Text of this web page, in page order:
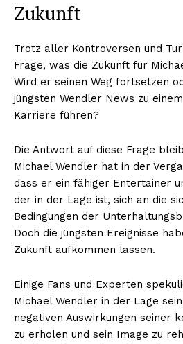
Zukunft
Trotz aller Kontroversen und
Frage, was die Zukunft für
Wird er seinen Weg fortsetzen
jüngsten Wendler News zu
Karriere führen?
Die Antwort auf diese Frage
Michael Wendler hat in der
dass er ein fähiger Entertainer
der in der Lage ist, sich an die
Bedingungen der
Doch die jüngsten Ereignisse
Zukunft aufkommen lassen.
Einige Fans und Experten
Michael Wendler in der Lage
negativen Auswirkungen seiner
zu erholen und sein Image zu